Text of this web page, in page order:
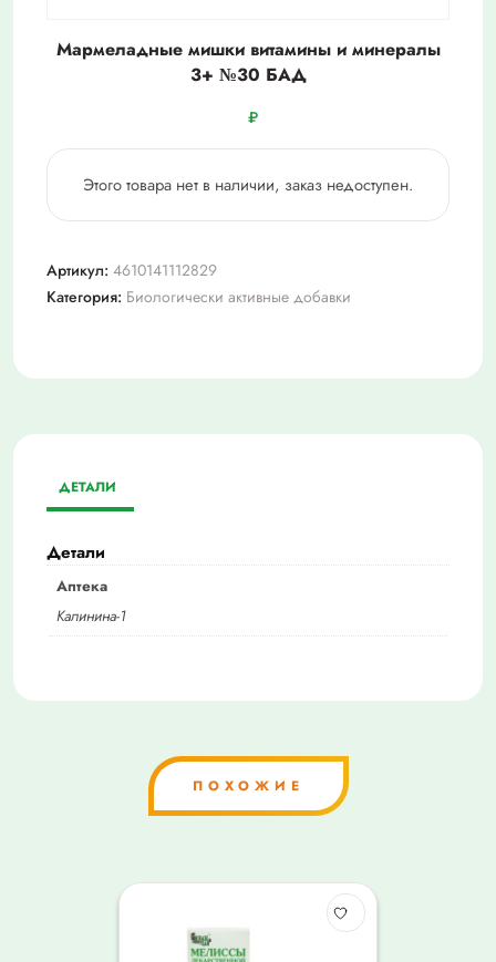
Мармеладные мишки витамины и минералы
3+ №30 БАД
₽
Этого товара нет в наличии, заказ недоступен.
Артикул: 4610141112829
Категория: Биологически активные добавки
ДЕТАЛИ
Детали
Аптека
Калинина-1
ПОХОЖИЕ